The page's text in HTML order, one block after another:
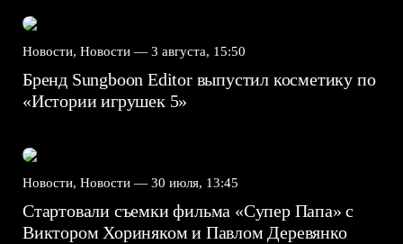
Новости, Новости — 3 августа, 15:50
Бренд Sungboon Editor выпустил косметику по
«Истории игрушек 5»
Новости, Новости — 30 июля, 13:45
Стартовали съемки фильма «Супер Папа» с
Виктором Хориняком и Павлом Деревянко